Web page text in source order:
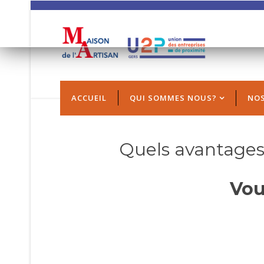
ACCUEIL QUI SOMMES NOUS?
Quels